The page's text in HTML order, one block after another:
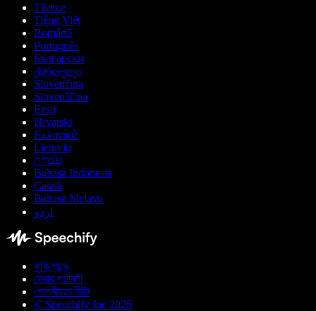
Türkçe
Tiếng Việt
Română
Português
Български
ქართული
Slovenčina
Slovenščina
Eesti
Hrvatski
Ελληνικά
Lietuvių
עברית
Bahasa Indonesia
Català
Bahasa Melayu
اردو
কুকি পছন্দ
সেবার শর্তাবলী
গোপনীয়তা নীতি
© Speechify Inc 2026